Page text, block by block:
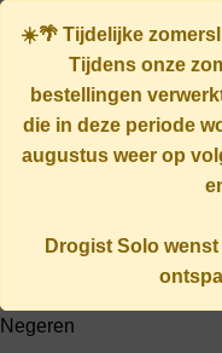
☀️🌴 Tijdelijke
Tijdens onze
bestellingen
die in deze periode
augustusweer op
Drogist Solo
Negeren